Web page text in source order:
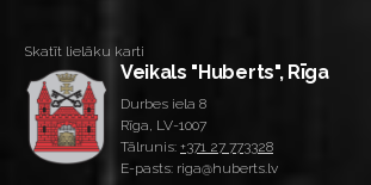
Skatīt lielāku karti
Veikals "Huberts", Rīga
Durbes iela 8
Rīga, LV-1007
Tālrunis: +371 27 773328
E-pasts: riga@huberts.lv